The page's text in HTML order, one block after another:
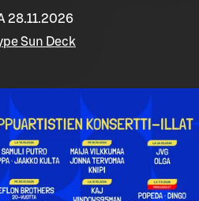
28.11.2026
Sun Deck